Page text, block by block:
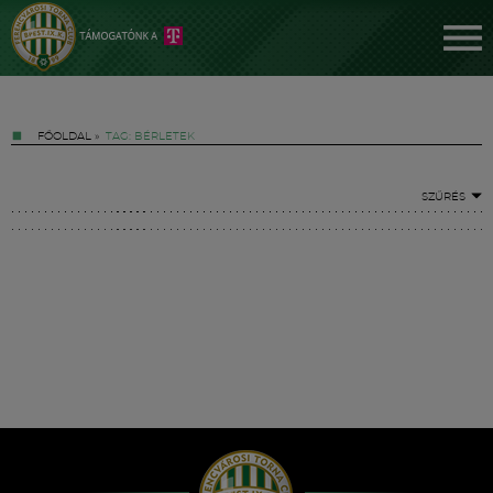
FŐOLDAL » TAG: BÉRLETEK
SZŰRÉS
Hírek